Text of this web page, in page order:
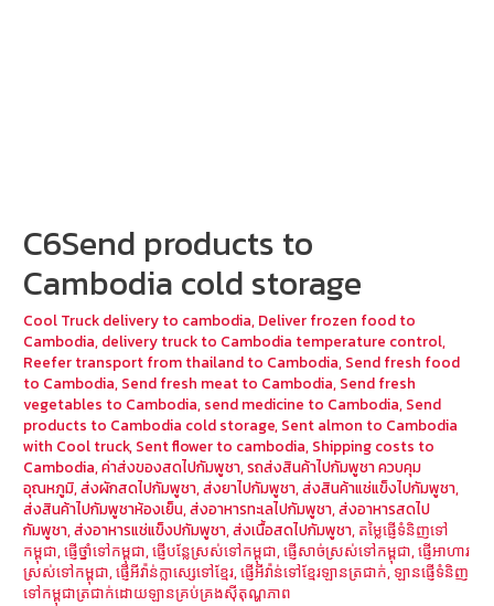
C6Send products to
Cambodia cold storage
Cool Truck delivery to cambodia, Deliver frozen food to
Cambodia, delivery truck to Cambodia temperature control,
Reefer transport from thailand to Cambodia, Send fresh food
to Cambodia, Send fresh meat to Cambodia, Send fresh
vegetables to Cambodia, send medicine to Cambodia, Send
products to Cambodia cold storage, Sent almon to Cambodia
with Cool truck, Sent flower to cambodia, Shipping costs to
Cambodia,ค่าส่งของสดไปกัมพูชา,รถส่งสินค้าไปกัมพูชา ควบคุม
อุณหภูมิ,ส่งผักสดไปกัมพูชา,ส่งยาไปกัมพูชา,ส่งสินค้าแช่แข็งไปกัมพูชา,
ส่งสินค้าไปกัมพูชาห้องเย็น,ส่งอาหารทะเลไปกัมพูชา,ส่งอาหารสดไป
กัมพูชา,ส่งอาหารแช่แข็งปกัมพูชา,ส่งเนื้อสดไปกัมพูชา, តម្លៃផ្ញើទំនិញទៅ
កម្ពុជា,ផ្ញើថ្នាំទៅកម្ពុជា,ផ្ញើបន្លែស្រស់ទៅកម្ពុជា,ផ្ញើសាច់ស្រស់ទៅកម្ពុជា,ផ្ញើអាហារ
ស្រស់ទៅកម្ពុជា,ផ្ញើអីវ៉ាន់ក្លាស្សេទៅខ្មែរ,ផ្ញើអីវ៉ាន់ទៅខ្មែរឡានត្រជាក់, ឡានផ្ញើទំនិញ
ទៅកម្ពុជាត្រជាក់ដោយឡានគ្រប់គ្រងស៊ីតុណ្ហភាព